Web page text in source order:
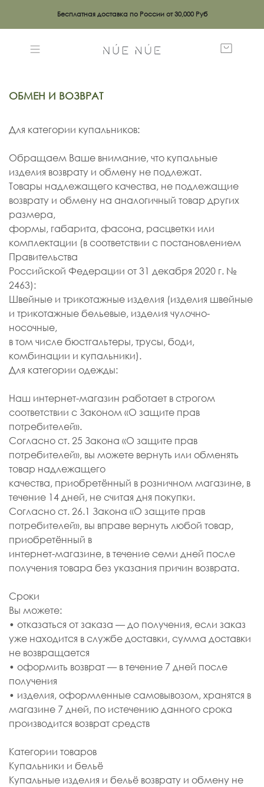
Бесплатная доставка по России от 30,000 Руб
ОБМЕН И ВОЗВРАТ
Для категории купальников:
Обращаем Ваше внимание, что купальные
изделия возврату и обмену не подлежат.
Товары надлежащего качества, не подлежащие
возврату и обмену на аналогичный товар других
размера,
формы, габарита, фасона, расцветки или
комплектации (в соответствии с постановлением
Правительства
Российской Федерации от 31 декабря 2020 г. №
2463):
Швейные и трикотажные изделия (изделия швейные
и трикотажные бельевые, изделия чулочно-
носочные,
в том числе бюстгальтеры, трусы, боди,
комбинации и купальники).
Для категории одежды:
Наш интернет-магазин работает в строгом
соответствии с Законом «О защите прав
потребителей».
Согласно ст. 25 Закона «О защите прав
потребителей», вы можете вернуть или обменять
товар надлежащего
качества, приобретённый в розничном магазине, в
течение 14 дней, не считая дня покупки.
Согласно ст. 26.1 Закона «О защите прав
потребителей», вы вправе вернуть любой товар,
приобретённый в
интернет-магазине, в течение семи дней после
получения товара без указания причин возврата.
Сроки
Вы можете:
• отказаться от заказа — до получения, если заказ
уже находится в службе доставки, сумма доставки
не возвращается
• оформить возврат — в течение 7 дней после
получения
• изделия, оформленные самовывозом, хранятся в
магазине 7 дней, по истечению данного срока
производится возврат средств
Категории товаров
Купальники и бельё
Купальные изделия и бельё возврату и обмену не